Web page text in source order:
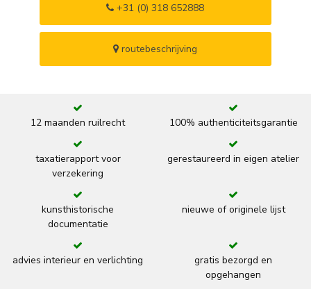
+31 (0) 318 652888
routebeschrijving
12 maanden ruilrecht 100% authenticiteitsgarantie
taxatierapport voor
verzekering
gerestaureerd in eigen atelier
kunsthistorische
documentatie
nieuwe of originele lijst
advies interieur en verlichting
gratis bezorgd en
opgehangen